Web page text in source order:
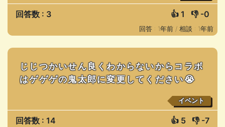
回答数 : 3 👍 1 👎 -0
回答 : 1年前 / 相談 : 1年前
じじつかいせん良くわからないからコラボ
はゲゲゲの鬼太郎に変更してください😭
イベント
回答数 : 14 👍 5 👎 -7